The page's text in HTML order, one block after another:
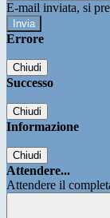
E-mail inviata, si
Errore
Chiudi
Successo
Chiudi
Informazione
Chiudi
Attendere...
Attendere il